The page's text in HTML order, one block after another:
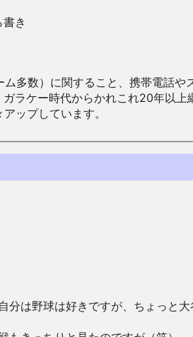
き
多数）に関すること、携帯電話
ラケー時代からかれこれ20年
ップしています。
は野球は好きですが、ちょっと大